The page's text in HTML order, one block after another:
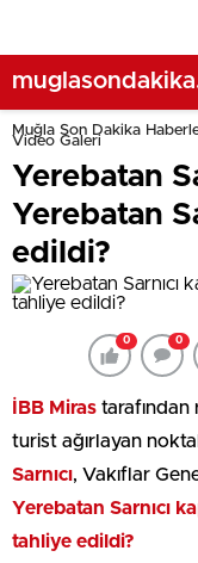
Muğla Son Dakika
Video Galeri
Yerebatan
Yerebatan
edildi?
0 0
İBB Miras tarafından
turist ağırlayan
Sarnıcı, Vakıflar
Yerebatan Sarnıcı
tahliye edildi?